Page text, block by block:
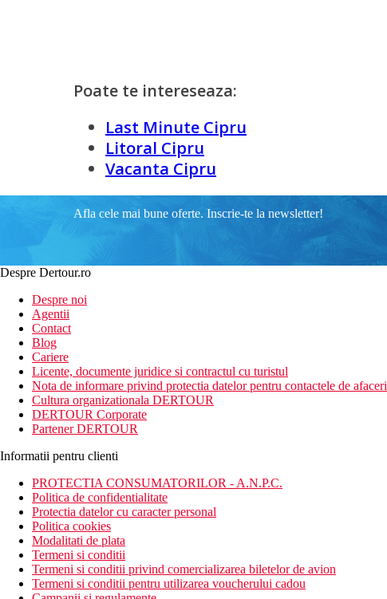
Poate te intereseaza:
Last Minute Cipru
Litoral Cipru
Vacanta Cipru
Afla cele mai bune oferte. Inscrie-te la newsletter!
Despre Dertour.ro
Despre noi
Agentii
Contact
Blog
Cariere
Licente, documente juridice si contractul cu turistul
Nota de informare privind protectia datelor pentru contactele de afaceri
Cultura organizationala DERTOUR
DERTOUR Corporate
Partener DERTOUR
Informatii pentru clienti
PROTECTIA CONSUMATORILOR - A.N.P.C.
Politica de confidentialitate
Protectia datelor cu caracter personal
Politica cookies
Modalitati de plata
Termeni si conditii
Termeni si conditii privind comercializarea biletelor de avion
Termeni si conditii pentru utilizarea voucherului cadou